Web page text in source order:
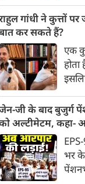
एक
तो
पर
डॉ.
गांधी ने कुत्तों
कर सकते हैं?
एक
भू-
सकते
जी के बाद बुजुर्ग
अल्टीमेटम, कहा-
भर के